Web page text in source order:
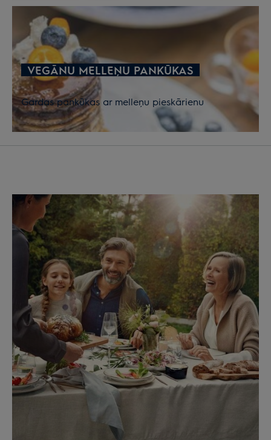
VEGĀNU MELLEŅU PANKŪKAS
Gardas pankūkas ar melleņu pieskārienu